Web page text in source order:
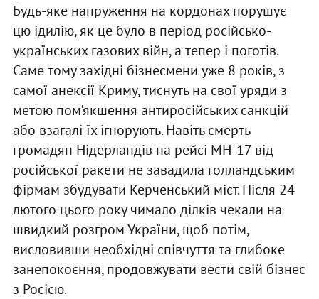
Будь-яке напруження на кордонах порушує
цю ідилію, як це було в період російсько-
українських газових війн, а тепер і поготів.
Саме тому західні бізнесмени уже 8 років, з
самої анексії Криму, тиснуть на свої уряди з
метою пом’якшення антиросійських санкцій
або взагалі їх ігнорують. Навіть смерть
громадян Нідерландів на рейсі МН-17 від
російської ракети не завадила голландським
фірмам збудувати Керченський міст. Після 24
лютого цього року чимало ділків чекали на
швидкий розгром України, щоб потім,
висловивши необхідні співчуття та глибоке
занепокоєння, продовжувати вести свій бізнес
з Росією.